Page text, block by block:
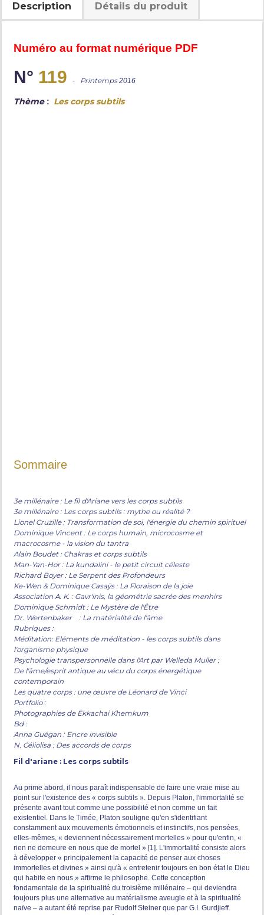
Description Détails du produit
Numéro au format numérique PDF
N° 119 - Printemps2016
Thème: Les corps subtils
Sommaire
3e millénaire : Le fil d'Ariane vers les corps subtils
3e millénaire : Les corps subtils : mythe ou réalité ?
Lionel Cruzille : Transformation de soi, l'énergie du chemin spirituel
Dominique Vincent : Le corps humain, microcosme et
macrocosme - la vision du tantra
Alain Boudet : Chakras et corps subtils
Man-Yan-Hor : La kundalini - le petit circuit céleste
Richard Boyer : Le Serpent des Profondeurs
Ke-Wen & Dominique Casaÿs : La Floraison de la joie
Association A. K. : Gavr'inis, la géométrie sacrée des menhirs
Dominique Schmidt : Le Mystère de l'Être
Dr. Wertenbaker : La matérialité de l'âme
Rubriques :
Méditation: Eléments de méditation - les corps subtils dans
l'organisme physique
Psychologie transpersonnelle dans l'Art par Welleda Muller :
De l'âme/esprit antique au vécu du corps énergétique
contemporain
Les quatre corps : une œuvre de Léonard de Vinci
Portfolio :
Photographies de Ekkachai Khemkum
Bd :
Anna Guégan : Encre invisible
N. Céliolisa : Des accords de corps
Fil d'ariane : Les corps subtils
Au prime abord, il nous paraît indispensable de faire une vraie mise au
point sur l'existence des « corps subtils ». Depuis Platon, l'immortalité se
présente avant tout comme une possibilité et non comme un fait
existentiel. Dans le Timée, Platon souligne qu'en s'identifiant
constamment aux mouvements émotionnels et instinctifs, nos pensées,
elles-mêmes, « deviennent nécessairement mortelles » pour qu'enfin, «
rien ne demeure en nous que de mortel » [1]. L'immortalité consiste alors
à développer « principalement la capacité de penser aux choses
immortelles et divines » ainsi qu'à « entretenir toujours en bon état le Dieu
qui habite en nous » affirme le philosophe. Cette conception
fondamentale de la spiritualité du troisième millénaire – qui deviendra
toujours plus une alternative au matérialisme aveugle et à la spiritualité
naïve – a autant été reprise par Rudolf Steiner que par G.I. Gurdjieff.